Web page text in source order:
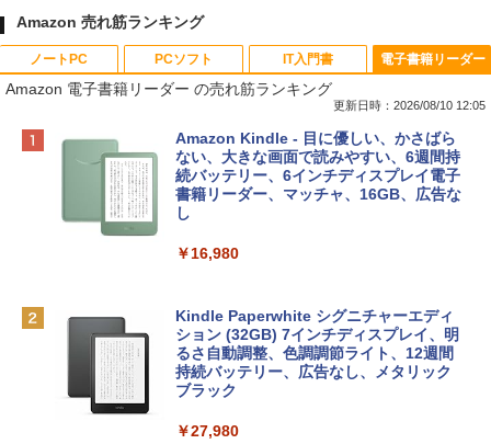
Amazon 売れ筋ランキング
ノートPC
Apple 2026 MacBook Neo A18 Proチッ
プ搭載13インチノートブック：AIとAppl
e Intelligenceのために設計、Liquid Ret
inaディスプレイ、8GBユニファイドメモ
リ、256GB SSDストレージ、1080p Fac
tomtoc 360°保護 15.6 16インチ パソコ
ンケース Dell NEC Lavie ASUS HP dyna
book Lenovo対応
PCソフト
Robloxギフトカード - 800 Robux 【限
定バーチャルアイテムを含む】 【オンラ
インゲームコード】 ロブロックス | オン
ラインコード版
定バーチャルアイテムを含む】 【オンラ
インゲームコード】 ロブロックス | オン
ラインコード版
￥3,200
IT入門書
生成AIパスポート公式テキスト 第４版
￥1,766
￥1,292
非エンジニア 初心者 素人 でも安心 使い
電子書籍リーダー
Amazon 電子書籍リーダー の売れ筋ランキング
更新日時：2026/08/10 12:05
Amazon Kindle - 目に優しい、かさばら
ない、大きな画面で読みやすい、6週間持
続バッテリー、6インチディスプレイ電子
書籍リーダー、マッチャ、16GB、広告な
し
￥16,980
Kindle Paperwhite シグニチャーエディ
ション (32GB) 7インチディスプレイ、明
るさ自動調整、色調調節ライト、12週間
持続バッテリー、広告なし、メタリック
ブラック
￥27,980